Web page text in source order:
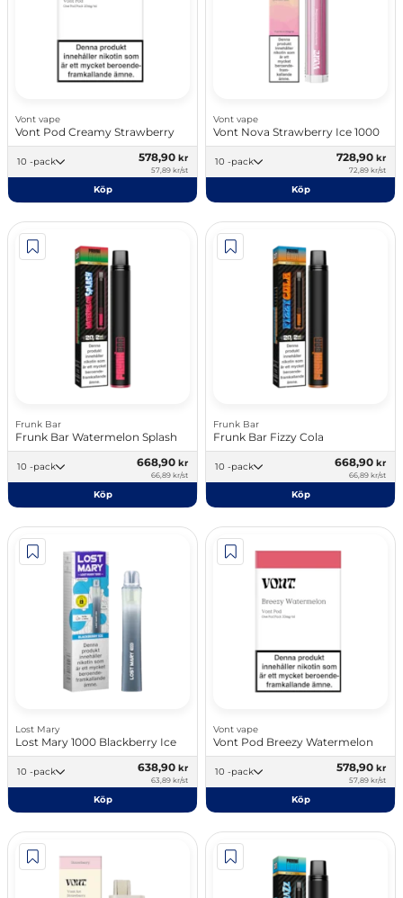
Vont vape
Vont Pod Creamy Strawberry
10 -pack 578,90 kr
57,89 kr/st
Köp
Vont vape
Vont Nova Strawberry Ice 1000
10 -pack 728,90 kr
72,89 kr/st
Köp
Frunk Bar
Frunk Bar Watermelon Splash
10 -pack 668,90 kr
66,89 kr/st
Köp
Frunk Bar
Frunk Bar Fizzy Cola
10 -pack 668,90 kr
66,89 kr/st
Köp
Lost Mary
Lost Mary 1000 Blackberry Ice
10 -pack 638,90 kr
63,89 kr/st
Köp
Vont vape
Vont Pod Breezy Watermelon
10 -pack 578,90 kr
57,89 kr/st
Köp